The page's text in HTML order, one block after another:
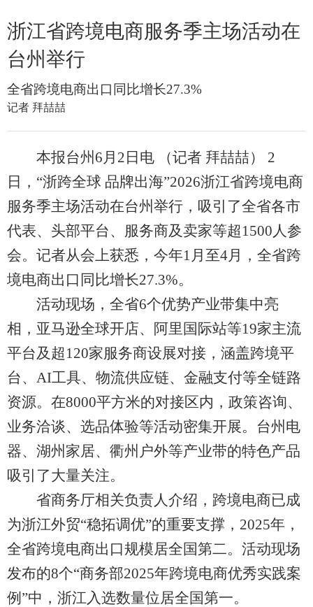
浙江省跨境电商服务季主场活动在
台州举行
全省跨境电商出口同比增长27.3%
记者 拜喆喆
本报台州6月2日电 （记者 拜喆喆） 2
日，“浙跨全球 品牌出海”2026浙江省跨境电商
服务季主场活动在台州举行，吸引了全省各市
代表、头部平台、服务商及卖家等超1500人参
会。记者从会上获悉，今年1月至4月，全省跨
境电商出口同比增长27.3%。
活动现场，全省6个优势产业带集中亮
相，亚马逊全球开店、阿里国际站等19家主流
平台及超120家服务商设展对接，涵盖跨境平
台、AI工具、物流供应链、金融支付等全链路
资源。在8000平方米的对接区内，政策咨询、
业务洽谈、选品体验等活动密集开展。台州电
器、湖州家居、衢州户外等产业带的特色产品
吸引了大量关注。
省商务厅相关负责人介绍，跨境电商已成
为浙江外贸“稳拓调优”的重要支撑，2025年，
全省跨境电商出口规模居全国第二。活动现场
发布的8个“商务部2025年跨境电商优秀实践案
例”中，浙江入选数量位居全国第一。